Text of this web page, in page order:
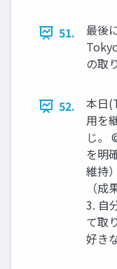
51.
最後
の取
52.
本日
用を
じ。
を明
維持
（
3. 自
て取
好き